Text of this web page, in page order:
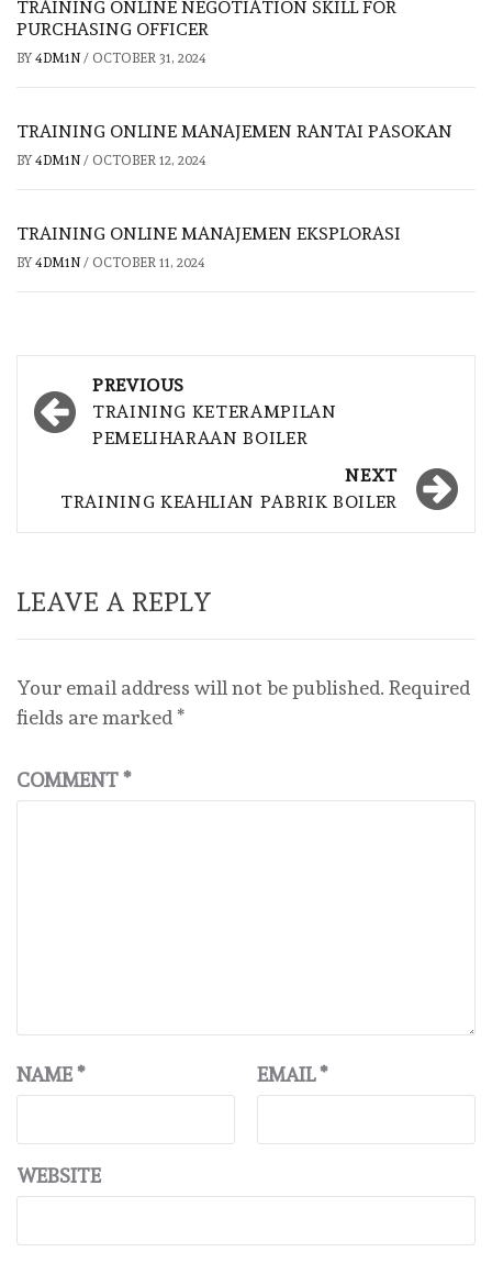
TRAINING ONLINE NEGOTIATION SKILL FOR
PURCHASING OFFICER
BY 4DM1N / OCTOBER 31, 2024
TRAINING ONLINE MANAJEMEN RANTAI PASOKAN
BY 4DM1N / OCTOBER 12, 2024
TRAINING ONLINE MANAJEMEN EKSPLORASI
BY 4DM1N / OCTOBER 11, 2024
Post
navigation
PREVIOUS
TRAINING KETERAMPILAN
PEMELIHARAAN BOILER
NEXT
TRAINING KEAHLIAN PABRIK BOILER
LEAVE A REPLY
Your email address will not be published. Required
fields are marked *
COMMENT*
NAME* EMAIL*
WEBSITE